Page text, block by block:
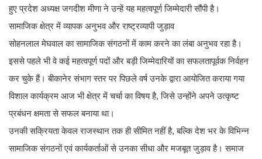
हुए प्रदेश अध्यक्ष जगदीश मीणा ने उन्हें यह महत्वपूर्ण जिम्मेदारी सौंपी है।
सामाजिक क्षेत्र में व्यापक अनुभव और राष्ट्रव्यापी जुड़ाव
सोहनलाल मेघवाल का सामाजिक संगठनों में काम करने का लंबा अनुभव रहा है।
इससे पहले भी वे कई महत्वपूर्ण पदों और बड़ी जिम्मेदारियों का सफलतापूर्वक निर्वहन
कर चुके हैं। बीकानेर संभाग स्तर पर पिछले वर्ष उनके द्वारा आयोजित कराया गया
विशाल कार्यक्रम आज भी क्षेत्र में चर्चा का विषय है, जिसे उन्होंने अपने उत्कृष्ट
प्रबंधन क्षमता से सफल बनाया था।
उनकी सक्रियता केवल राजस्थान तक ही सीमित नहीं है, बल्कि देश भर के विभिन्न
सामाजिक संगठनों एवं कार्यकर्ताओं से उनका सीधा और मजबूत जुड़ाव है। समाज